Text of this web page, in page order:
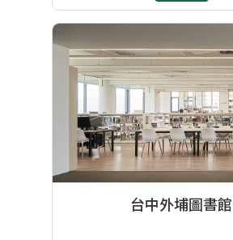
台中外埔圖書館